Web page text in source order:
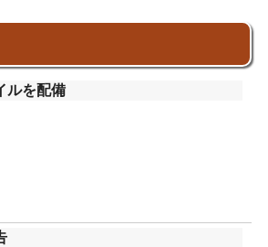
ルを配備